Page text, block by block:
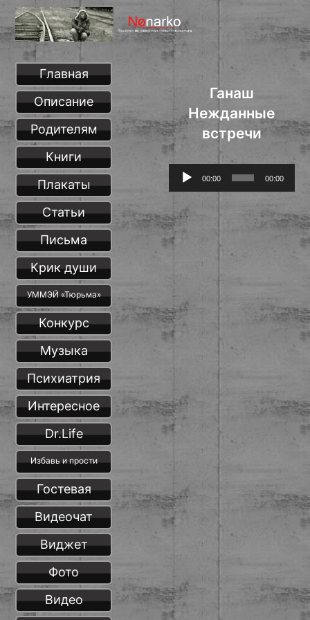
Ганаш
Нежданные
встречи
Аудиоплеер
00:00 00:00
Главная
Описание
Родителям
Книги
Плакаты
Статьи
Письма
Крик души
УММЭЙ «Тюрьма»
Конкурс
Музыка
Психиатрия
Интересное
Dr.Life
Избавь и прости
Гостевая
Видеочат
Виджет
Фото
Видео